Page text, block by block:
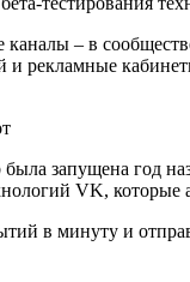
– в
рекламные
запущена год
VK,
в минуту и